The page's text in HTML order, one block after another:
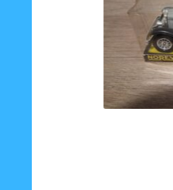
Ajouter au panier